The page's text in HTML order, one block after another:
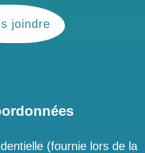
joindre
(fournie lors de la